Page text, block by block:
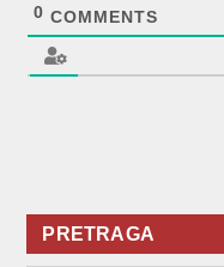
0 COMMENTS
PRETRAGA